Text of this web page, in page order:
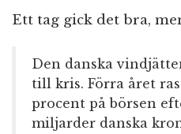
Ett tag gick det bra,
Den danska
till kris. Förra året
procent på börsen
miljarder danska